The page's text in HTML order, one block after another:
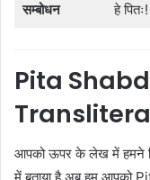
सम्बोधन हे पितः!
Pita
आपको ऊपर के लेख में हमने